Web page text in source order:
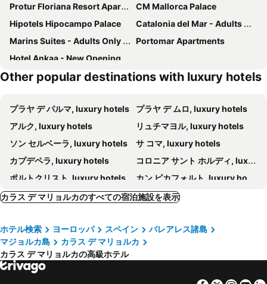
Protur Floriana Resort Aparthotel
CM Mallorca Palace
Hipotels Hipocampo Palace
Catalonia del Mar - Adults Only
Marins Suites - Adults Only Hotel
Portomar Apartments
Hotel Ankaa - New Opening
Other popular destinations with luxury hotels
プラヤ デ パルマ, luxury hotels
プラヤ デ ムロ, luxury hotels
アルク, luxury hotels
リュチマヨル, luxury hotels
ソン セルベーラ, luxury hotels
サ コマ, luxury hotels
カプデペラ, luxury hotels
コロニア サント ホルディ, luxury hotels
ポルトクリスト, luxury hotels
カン ピカフォルト, luxury hotels
シヨット, luxury hotels
カーラ ラトラジ, luxury hotels
カラ メスキーダ, luxury hotels
カーラ ミラー, luxury hotels
カラ ボナ, luxury hotels
ポルトコロム, luxury hotels
ポルト ペトロ, luxury hotels
カンヤメル, luxury hotels
カラス デ マリョルカのすべての宿泊施設を表示
ホテル検索 ヨーロッパ スペイン
バレアレス諸島
マジョルカ島
カラス デ マリョルカ
カラス デ マリョルカの高級ホテル